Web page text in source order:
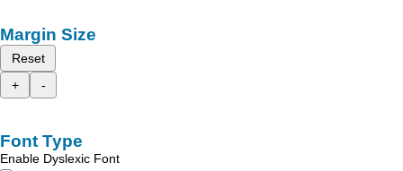
Margin Size
Reset
+
-
Font Type
Enable Dyslexic Font